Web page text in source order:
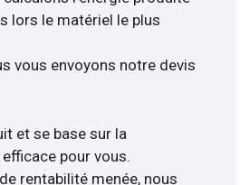
lors le matériel le plus
vous envoyons notre devis
et se base sur la
pour vous.
rentabilité menée, nous